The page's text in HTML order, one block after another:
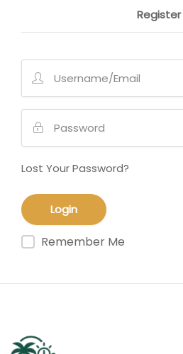
Register
Lost Your Password?
Remember Me